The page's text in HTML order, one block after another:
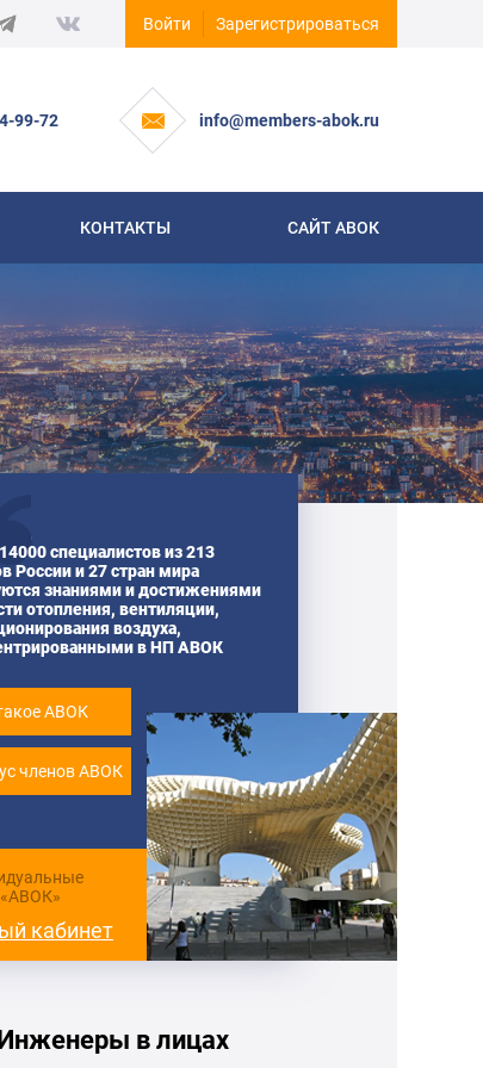
Войти Зарегистрироваться
99-72 info@members-abok.ru
КОНТАКТЫ САЙТ АВОК
специалистов из 213
России и 27 стран мира
знаниями и достижениями
отопления, вентиляции,
воздуха,
в НП АВОК
АВОК
членов АВОК
кабинет
в лицах